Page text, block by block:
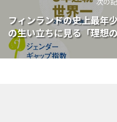
フィンランドの史上最年
の生い立ちに見る「理想